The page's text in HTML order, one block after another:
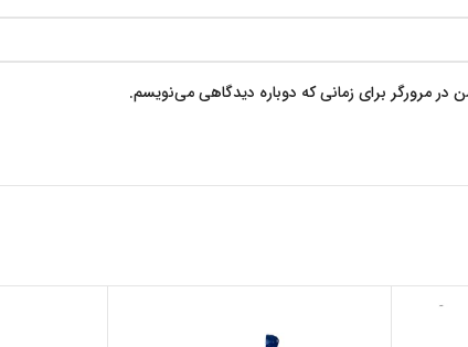
در مرورگر برای زمانی که دوباره دیدگاهی می‌نویسم.